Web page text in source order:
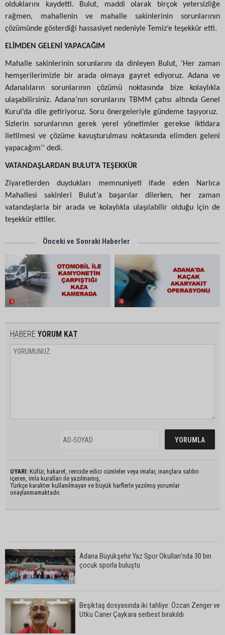
olduklarını kaydetti. Bulut, maddi olarak birçok yetersizliğe
rağmen, mahallenin ve mahalle sakinlerinin sorunlarının
çözümünde gösterdiği hassasiyet nedeniyle Temiz’e teşekkür etti.
ELİMDEN GELENİ YAPACAĞIM
Mahalle sakinlerinin sorunlarını da dinleyen Bulut, ‘Her zaman
hemşerilerimizle bir arada olmaya gayret ediyoruz. Adana ve
Adanalıların sorunlarının çözümü noktasında bize kolaylıkla
ulaşabilirsiniz. Adana’nın sorunlarını TBMM çatısı altında Genel
Kurul’da dile getiriyoruz. Soru önergeleriyle gündeme taşıyoruz.
Sizlerin sorunlarının gerek yerel yönetimler gerekse iktidara
iletilmesi ve çözüme kavuşturulması noktasında elimden geleni
yapacağım’’ dedi.
VATANDAŞLARDAN BULUT’A TEŞEKKÜR
Ziyaretlerden duydukları memnuniyeti ifade eden Narlıca
Mahallesi sakinleri Bulut’a başarılar dilerken, her zaman
vatandaşlarla bir arada ve kolaylıkla ulaşılabilir olduğu için de
teşekkür ettiler.
Önceki ve Sonraki Haberler
HABERE YORUM KAT
UYARI: Küfür, hakaret, rencide edici cümleler veya imalar, inançlara saldırı
içeren, imla kuralları ile yazılmamış,
Türkçe karakter kullanılmayan ve büyük harflerle yazılmış yorumlar
onaylanmamaktadır.
Adana Büyükşehir Yaz Spor Okulları’nda 30 bin
çocuk sporla buluştu
Beşiktaş dosyasında iki tahliye: Özcan Zenger ve
Utku Caner Çaykara serbest bırakıldı